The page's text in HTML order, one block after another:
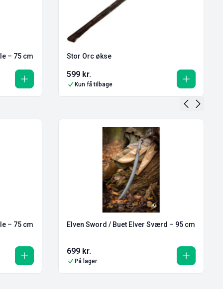
– 75 cm Stor Orc økse
599 kr.
Kun få tilbage
– 75 cm Elven Sword / Buet Elver Sværd – 95 cm
699 kr.
På lager